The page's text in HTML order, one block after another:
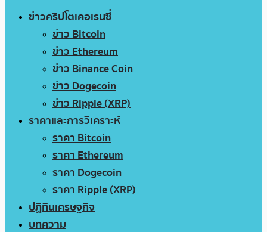
ข่าวคริปโตเคอเรนซี่
ข่าว Bitcoin
ข่าว Ethereum
ข่าว Binance Coin
ข่าว Dogecoin
ข่าว Ripple (XRP)
ราคาและการวิเคราะห์
ราคา Bitcoin
ราคา Ethereum
ราคา Dogecoin
ราคา Ripple (XRP)
ปฏิทินเศรษฐกิจ
บทความ